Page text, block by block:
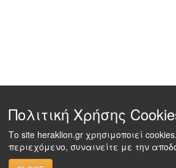
Πολιτική Χρήσης
Το site heraklion.gr χρησιμοποιεί
περιεχόμενο, συναινείτε με την